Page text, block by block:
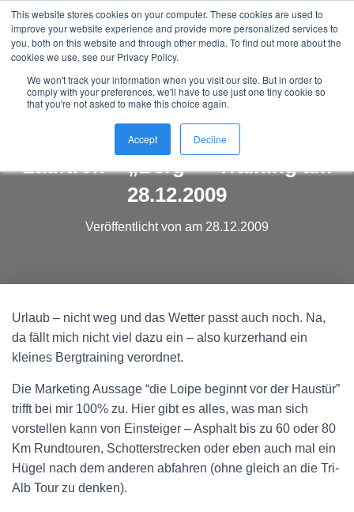
This website stores cookies on your computer. These cookies are used to
improve your website experience and provide more personalized services to
you, both on this website and through other media. To find out more about the
cookies we use, see our Privacy Policy.
We won't track your information when you visit our site. But in order to
comply with your preferences, we'll have to use just one tiny cookie so
that you're not asked to make this choice again.
Accept Decline
Nordic Sports Reutlingen
outdoor ist in
N
N
Cross Skating Lauftreff
28.12.2009 Cross Skating
Lauftreff – „Berg“ – Training am
28.12.2009
Veröffentlicht von am 28.12.2009
Urlaub – nicht weg und das Wetter passt auch noch. Na,
da fällt mich nicht viel dazu ein – also kurzerhand ein
kleines Bergtraining verordnet.
Die Marketing Aussage “die Loipe beginnt vor der Haustür”
trifft bei mir 100% zu. Hier gibt es alles, was man sich
vorstellen kann von Einsteiger – Asphalt bis zu 60 oder 80
Km Rundtouren, Schotterstrecken oder eben auch mal ein
Hügel nach dem anderen abfahren (ohne gleich an die Tri-
Alb Tour zu denken).